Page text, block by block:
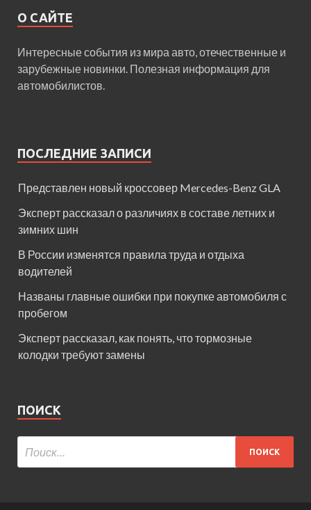
О САЙТЕ
Интересные события из мира авто, отечественные и
зарубежные новинки. Полезная информация для
автомобилистов.
ПОСЛЕДНИЕ ЗАПИСИ
Представлен новый кроссовер Mercedes-Benz GLA
Эксперт рассказал о различиях в составе летних и
зимних шин
В России изменятся правила труда и отдыха
водителей
Названы главные ошибки при покупке автомобиля с
пробегом
Эксперт рассказал, как понять, что тормозные
колодки требуют замены
ПОИСК